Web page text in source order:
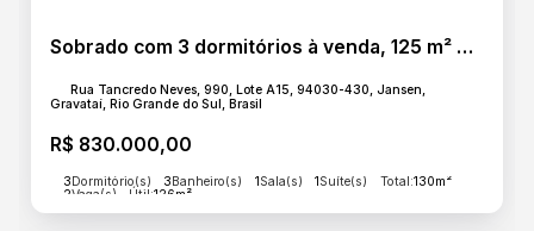
Sobrado com 3 dormitórios à venda, 125 m² por R$ 830.000,00 - Primavera - Gravataí/RS
R$ 830.000,00
Rua Tancredo Neves, 990, Lote A15, 94030-430, Jansen,
Gravataí, Rio Grande do Sul, Brasil
3Dormitório(s) 3Banheiro(s) 1Sala(s) 1Suíte(s) Total:130m²
2Vaga(s) Útil:126m²